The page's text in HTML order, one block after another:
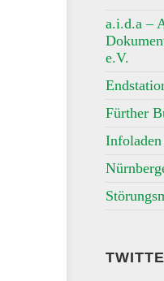
a.i.d.a –
e.V.
Fürther